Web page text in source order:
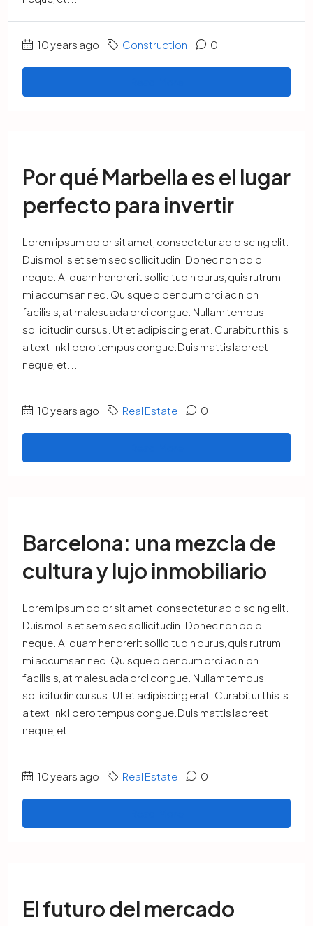
10 years ago Construction 0
Por qué Marbella es el lugar
perfecto para invertir
Lorem ipsum dolor sit amet, consectetur adipiscing elit.
Duis mollis et sem sed sollicitudin. Donec non odio
neque. Aliquam hendrerit sollicitudin purus, quis rutrum
mi accumsan nec. Quisque bibendum orci ac nibh
facilisis, at malesuada orci congue. Nullam tempus
sollicitudin cursus. Ut et adipiscing erat. Curabitur this is
a text link libero tempus congue.Duis mattis laoreet
neque, et...
10 years ago Real Estate 0
Barcelona: una mezcla de
cultura y lujo inmobiliario
Lorem ipsum dolor sit amet, consectetur adipiscing elit.
Duis mollis et sem sed sollicitudin. Donec non odio
neque. Aliquam hendrerit sollicitudin purus, quis rutrum
mi accumsan nec. Quisque bibendum orci ac nibh
facilisis, at malesuada orci congue. Nullam tempus
sollicitudin cursus. Ut et adipiscing erat. Curabitur this is
a text link libero tempus congue.Duis mattis laoreet
neque, et...
10 years ago Real Estate 0
El futuro del mercado